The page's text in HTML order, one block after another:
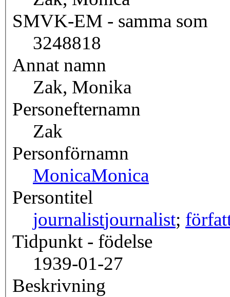
SMVK-EM - samma som
3248818
Annat namn
Zak, Monika
Personefternamn
Zak
Personförnamn
MonicaMonica
Persontitel
journalistjournalist;
Tidpunkt - födelse
1939-01-27
Beskrivning